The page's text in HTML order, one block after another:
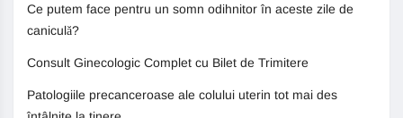
Ce putem face pentru un somn odihnitor în aceste zile de
caniculă?
Consult Ginecologic Complet cu Bilet de Trimitere
Patologiile precanceroase ale colului uterin tot mai des